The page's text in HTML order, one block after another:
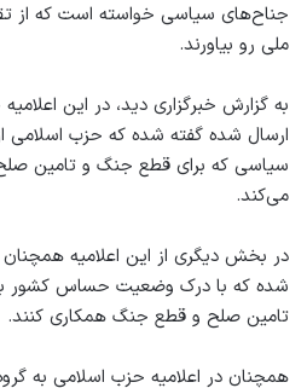
جناح‌های سیاسی خواسته است که از
ملی رو بیاورند.
به گزارش خبرگزاری دید، در این
ارسال شده گفته شده که حزب اسلامی
سیاسی که برای قطع جنگ و تامین
می‌کند.
در بخش دیگری از این اعلامیه
شده که با درک وضعیت حساس کشور
تامین صلح و قطع جنگ همکاری کنند.
همچنان در اعلامیه حزب اسلامی به